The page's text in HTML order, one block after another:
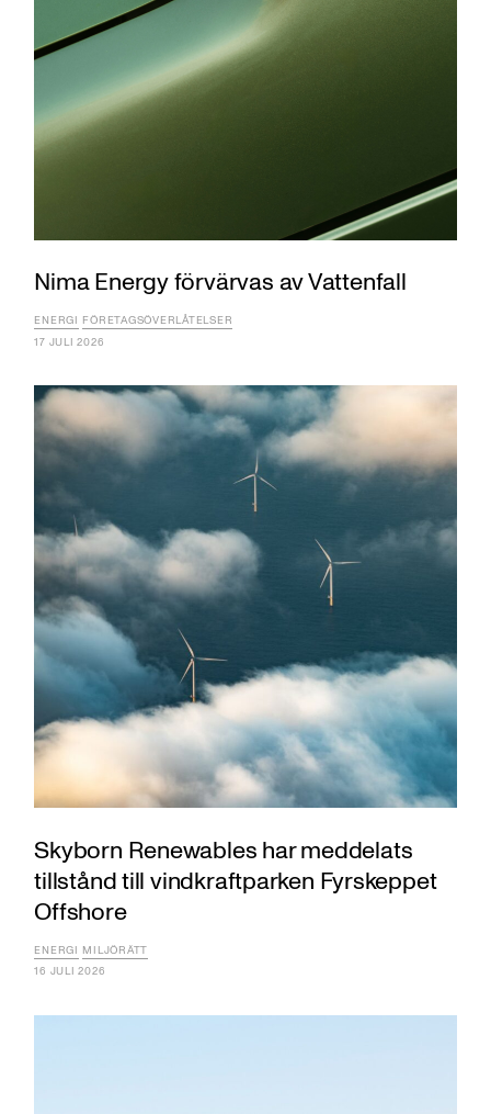
Nima Energy förvärvas av Vattenfall
ENERGI FÖRETAGSÖVERLÅTELSER
17 JULI 2026
Skyborn Renewables har meddelats
tillstånd till vindkraftparken Fyrskeppet
Offshore
ENERGI MILJÖRÄTT
16 JULI 2026